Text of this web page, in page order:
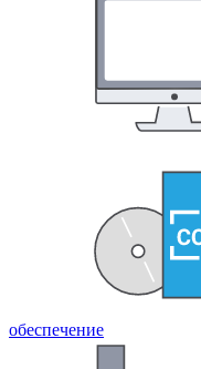
обеспечение